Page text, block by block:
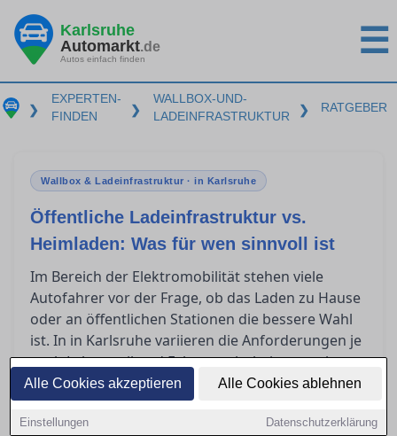
Alle Cookies akzeptieren Alle Cookies ablehnen
Einstellungen Datenschutzerklärung
Karlsruhe
Automarkt.de
Autos einfach finden ☰
❯
EXPERTEN-
FINDEN
❯
WALLBOX-UND-
LADEINFRASTRUKTUR
❯ RATGEBER
Wallbox & Ladeinfrastruktur · in Karlsruhe
Öffentliche Ladeinfrastruktur vs.
Heimladen: Was für wen sinnvoll ist
Im Bereich der Elektromobilität stehen viele
Autofahrer vor der Frage, ob das Laden zu Hause
oder an öffentlichen Stationen die bessere Wahl
ist. In in Karlsruhe variieren die Anforderungen je
nach Lebensstil und Fahrgewohnheiten stark.
Während das Heimladen langfristige
Investitionen erfordert, spielt die
Ladegeschwindigkeit – ob AC oder DC – eine